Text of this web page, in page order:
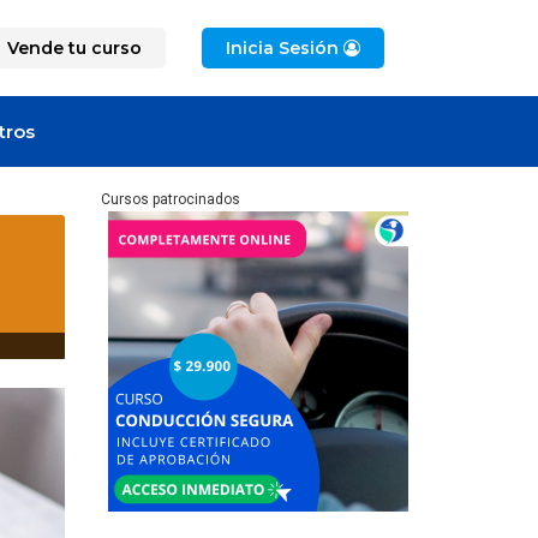
Vende tu curso Inicia Sesión
Cursos patrocinados